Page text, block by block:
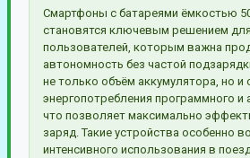
Смартфоны с батареями ёмкостью
становятся ключевым решением
пользователей, которым важна
автономность без частой
не только объём аккумулятора, но и
энергопотребления программного и
что позволяет максимально
заряд. Такие устройства особенно
интенсивного использования в